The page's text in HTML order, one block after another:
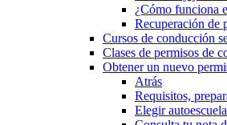
¿Cómo funciona
Recuperación de
Cursos de conducción
Clases de permisos de
Obtener un nuevo
Atrás
Requisitos,
Elegir autoescuela